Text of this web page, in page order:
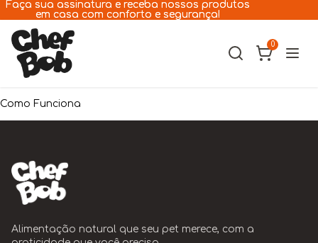
Faça sua assinatura e receba nossos produtos
em casa com conforto e segurança!
Faça sua assinatura e receba nossos produtos
em casa com conforto e segurança!
0
Cães
A Chef Bob
Como Funciona
Alimentação natural que seu pet merece, com a